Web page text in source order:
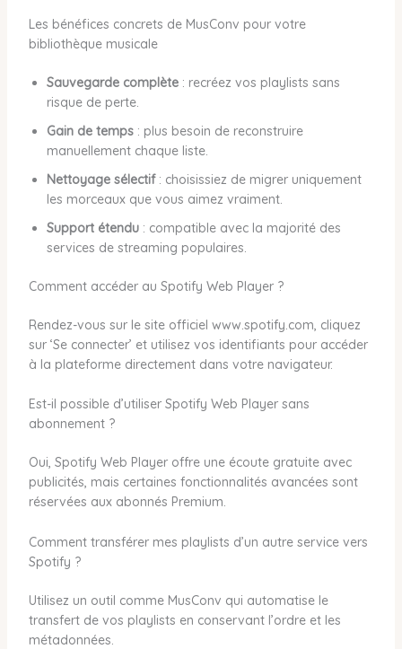
Les bénéfices concrets de MusConv pour votre
bibliothèque musicale
Sauvegarde complète: recréez vos playlists sans
risque de perte.
Gain de temps: plus besoin de reconstruire
manuellement chaque liste.
Nettoyage sélectif: choisissiez de migrer uniquement
les morceaux que vous aimez vraiment.
Support étendu: compatible avec la majorité des
services de streaming populaires.
Comment accéder au Spotify Web Player ?
Rendez-vous sur le site officiel www.spotify.com, cliquez
sur ‘Se connecter’ et utilisez vos identifiants pour accéder
à la plateforme directement dans votre navigateur.
Est-il possible d’utiliser Spotify Web Player sans
abonnement ?
Oui, Spotify Web Player offre une écoute gratuite avec
publicités, mais certaines fonctionnalités avancées sont
réservées aux abonnés Premium.
Comment transférer mes playlists d’un autre service vers
Spotify ?
Utilisez un outil comme MusConv qui automatise le
transfert de vos playlists en conservant l’ordre et les
métadonnées.